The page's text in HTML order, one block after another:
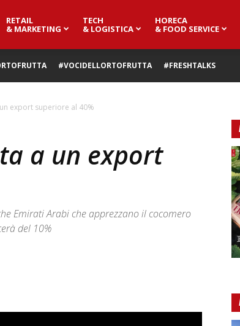
RETAIL
& MARKETING
TECH
& LOGISTICA
HORECA
& FOOD SERVICE
#VOCIDELLORTOFRUTTA #FRESHTALKS
export superiore al 40%
a un export
Emirati Arabi che apprezzano il cocomero
del 10%